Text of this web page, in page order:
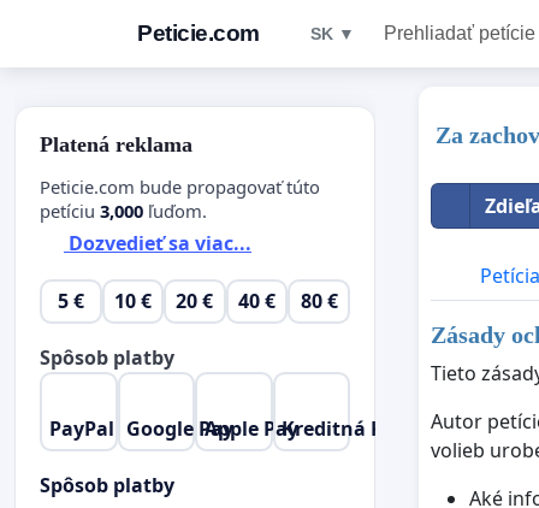
Peticie.com SK ▼ Prehliadať petície
Za
Petícia
Zásady
Tieto
Autor
volieb
Aké
Platená reklama
Peticie.com bude propagovať túto
petíciu 3,000 ľuďom.
Dozvedieť sa viac...
5 € 10 € 20 € 40 € 80 €
Spôsob platby
PayPal Google PayApple PayKreditná Karta
Spôsob platby